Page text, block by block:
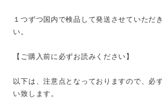
１つずつ国内で検品して発送させていただ
い。
【ご購入前に必ずお読みください】
以下は、注意点となっておりますので、必
い致します。